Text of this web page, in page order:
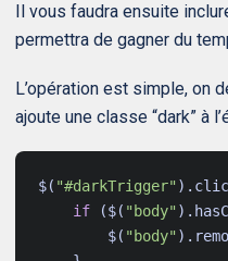
Il vous faudra ensuite
permettra de gagner du
L’opération est simple, on
ajoute une classe “dark” à
$( "#darkTrigger" ).
if
($( "body" ).
$( "body" ).